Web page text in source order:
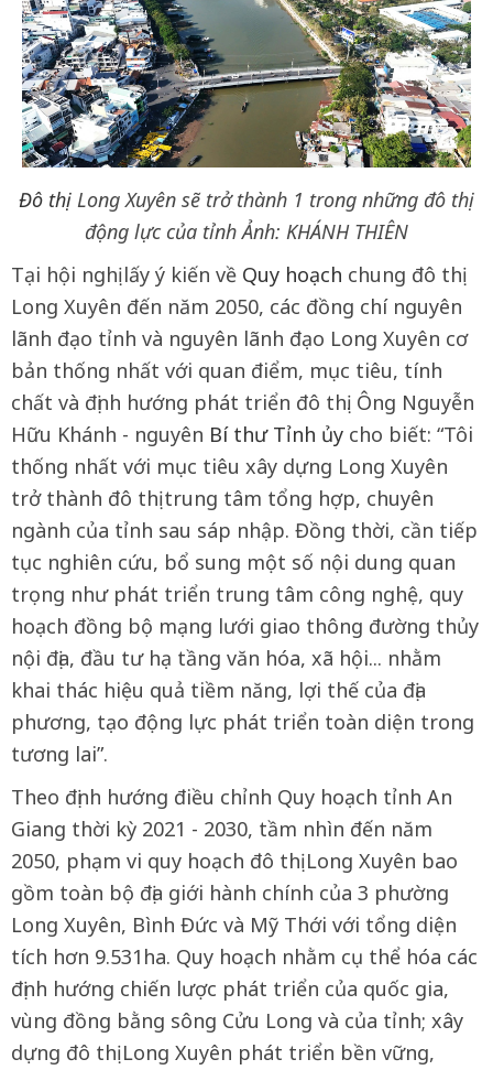
Đô thị Long Xuyên sẽ trở thành 1 trong những đô thị
động lực của tỉnh Ảnh: KHÁNH THIÊN
Tại hội nghị lấy ý kiến về Quy hoạch chung đô thị
Long Xuyên đến năm 2050, các đồng chí nguyên
lãnh đạo tỉnh và nguyên lãnh đạo Long Xuyên cơ
bản thống nhất với quan điểm, mục tiêu, tính
chất và định hướng phát triển đô thị. Ông Nguyễn
Hữu Khánh - nguyên Bí thư Tỉnh ủy cho biết: “Tôi
thống nhất với mục tiêu xây dựng Long Xuyên
trở thành đô thị trung tâm tổng hợp, chuyên
ngành của tỉnh sau sáp nhập. Đồng thời, cần tiếp
tục nghiên cứu, bổ sung một số nội dung quan
trọng như phát triển trung tâm công nghệ, quy
hoạch đồng bộ mạng lưới giao thông đường thủy
nội địa, đầu tư hạ tầng văn hóa, xã hội... nhằm
khai thác hiệu quả tiềm năng, lợi thế của địa
phương, tạo động lực phát triển toàn diện trong
tương lai”.
Theo định hướng điều chỉnh Quy hoạch tỉnh An
Giang thời kỳ 2021 - 2030, tầm nhìn đến năm
2050, phạm vi quy hoạch đô thị Long Xuyên bao
gồm toàn bộ địa giới hành chính của 3 phường
Long Xuyên, Bình Đức và Mỹ Thới với tổng diện
tích hơn 9.531ha. Quy hoạch nhằm cụ thể hóa các
định hướng chiến lược phát triển của quốc gia,
vùng đồng bằng sông Cửu Long và của tỉnh; xây
dựng đô thị Long Xuyên phát triển bền vững,